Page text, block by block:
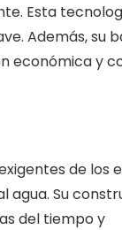
Esta
Además, su
económica y
de los
agua. Su
del tiempo y